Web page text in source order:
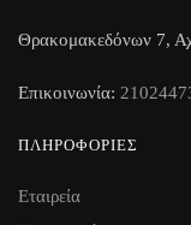
Θρακομακεδόνων 7,
Επικοινωνία:
ΠΛΗΡΟΦΟΡΊΕΣ
Εταιρεία